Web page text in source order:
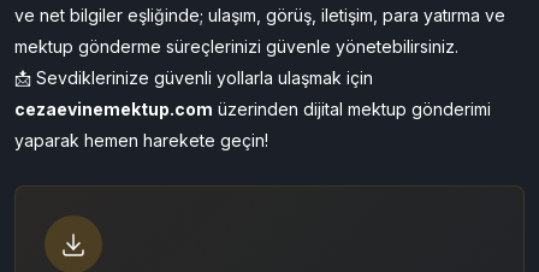
✅ Sonuç
Salihli ilçesinde aktif olarak hizmet verenAçık Ceza İnfaz
Kurumu,T Tipi Kapalı Cezaevi veDenetimli Serbestlik
Müdürlüğüile ilgili tüm detaylara bu rehberde yer verdik. Açık
ve net bilgiler eşliğinde; ulaşım, görüş, iletişim, para yatırma ve
📩 Sevdiklerinize güvenli yollarla ulaşmak için
cezaevinemektup.com
yaparak hemen harekete geçin!